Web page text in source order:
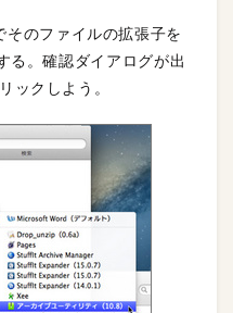
そのファイルの拡張子を
る。確認ダイアログが出
ックしよう。